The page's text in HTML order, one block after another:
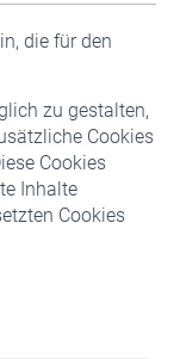
die für den
zu gestalten,
Cookies
Cookies
Inhalte
Cookies